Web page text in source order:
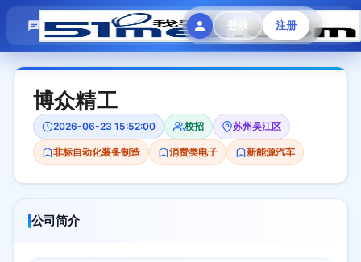
登录 注册
模拟面试 题目大全 招聘中心 会员专区
博众精工
2026-06-23 15:52:00 校招 苏州吴江区
非标自动化装备制造 消费类电子 新能源汽车
公司简介